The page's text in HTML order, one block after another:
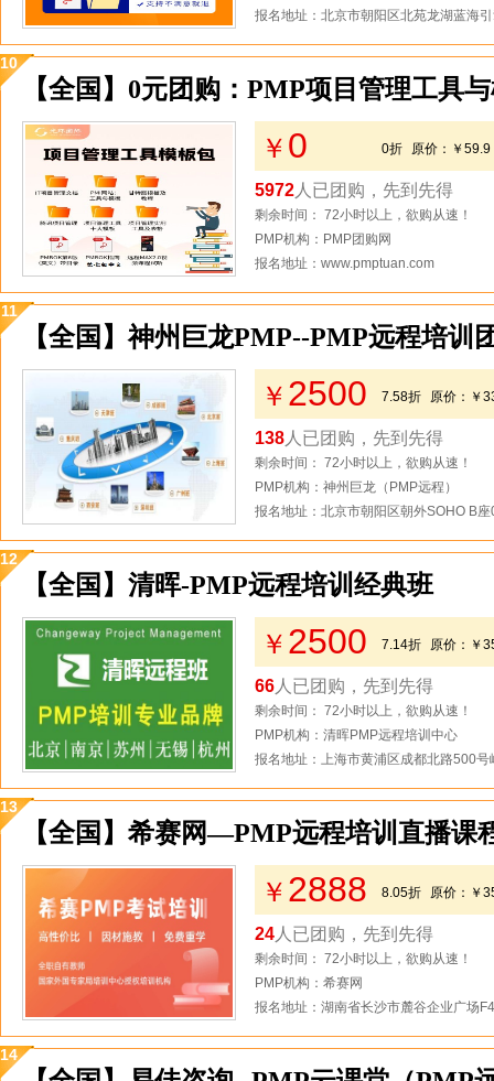
报名地址：北京市朝阳区北苑龙湖蓝海
10
￥ 0 0折 原价： ￥59.9
5972 人已团购，先到先得
剩余时间： 72小时以上，欲购从速！
PMP机构：PMP团购网
报名地址：www.pmptuan.com
11
【全国】神州巨龙PMP--PMP远程培训
￥ 2500 7.58折 原价： ￥
138 人已团购，先到先得
剩余时间： 72小时以上，欲购从速！
PMP机构：神州巨龙（PMP远程）
报名地址：北京市朝阳区朝外SOHO B
12
【全国】清晖-PMP远程培训经典班
￥ 2500 7.14折 原价： ￥
66 人已团购，先到先得
剩余时间： 72小时以上，欲购从速！
PMP机构：清晖PMP远程培训中心
报名地址：上海市黄浦区成都北路500
13
【全国】希赛网—PMP远程培训直播课
￥ 2888 8.05折 原价： ￥
24 人已团购，先到先得
剩余时间： 72小时以上，欲购从速！
PMP机构：希赛网
报名地址：湖南省长沙市麓谷企业广场
14